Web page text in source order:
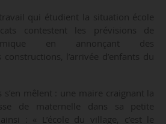
qui étudient la situation école
contestent les prévisions de
en annonçant des
l’arrivée d’enfants du
s’en mêlent : une maire craignant la
de maternelle dans sa petite
: « L’école du village, c’est le